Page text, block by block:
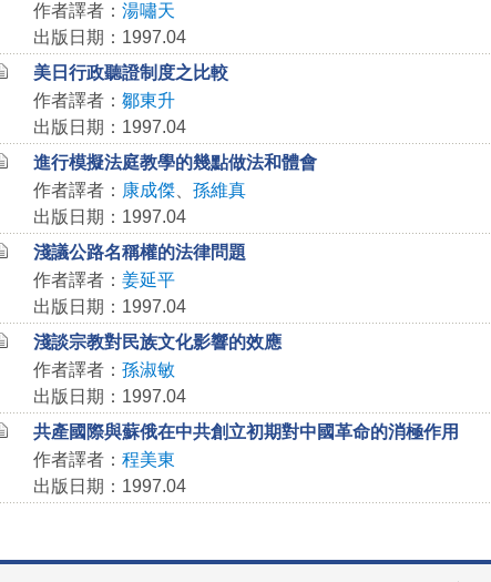
作者譯者： 湯嘯天
出版日期：1997.04
美日行政聽證制度之比較
作者譯者： 鄒東升
出版日期：1997.04
進行模擬法庭教學的幾點做法和體會
作者譯者： 康成傑、 孫維真
出版日期：1997.04
淺議公路名稱權的法律問題
作者譯者： 姜延平
出版日期：1997.04
淺談宗教對民族文化影響的效應
作者譯者： 孫淑敏
出版日期：1997.04
共產國際與蘇俄在中共創立初期對中國革命的消極作用
作者譯者： 程美東
出版日期：1997.04